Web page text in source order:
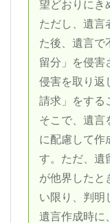
望どおりにき
ただし、遺言
た後、遺言で
留分」を侵害
侵害を取り返
請求」をする
そこで、遺言
に配慮して作
す。ただ、遺
が他界したと
い限り、判明
遺言作成時に